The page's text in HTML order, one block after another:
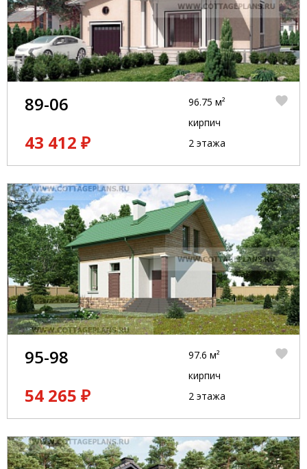
89-06
43 412 ₽
96.75 м²
кирпич
2 этажа
95-98
54 265 ₽
97.6 м²
кирпич
2 этажа